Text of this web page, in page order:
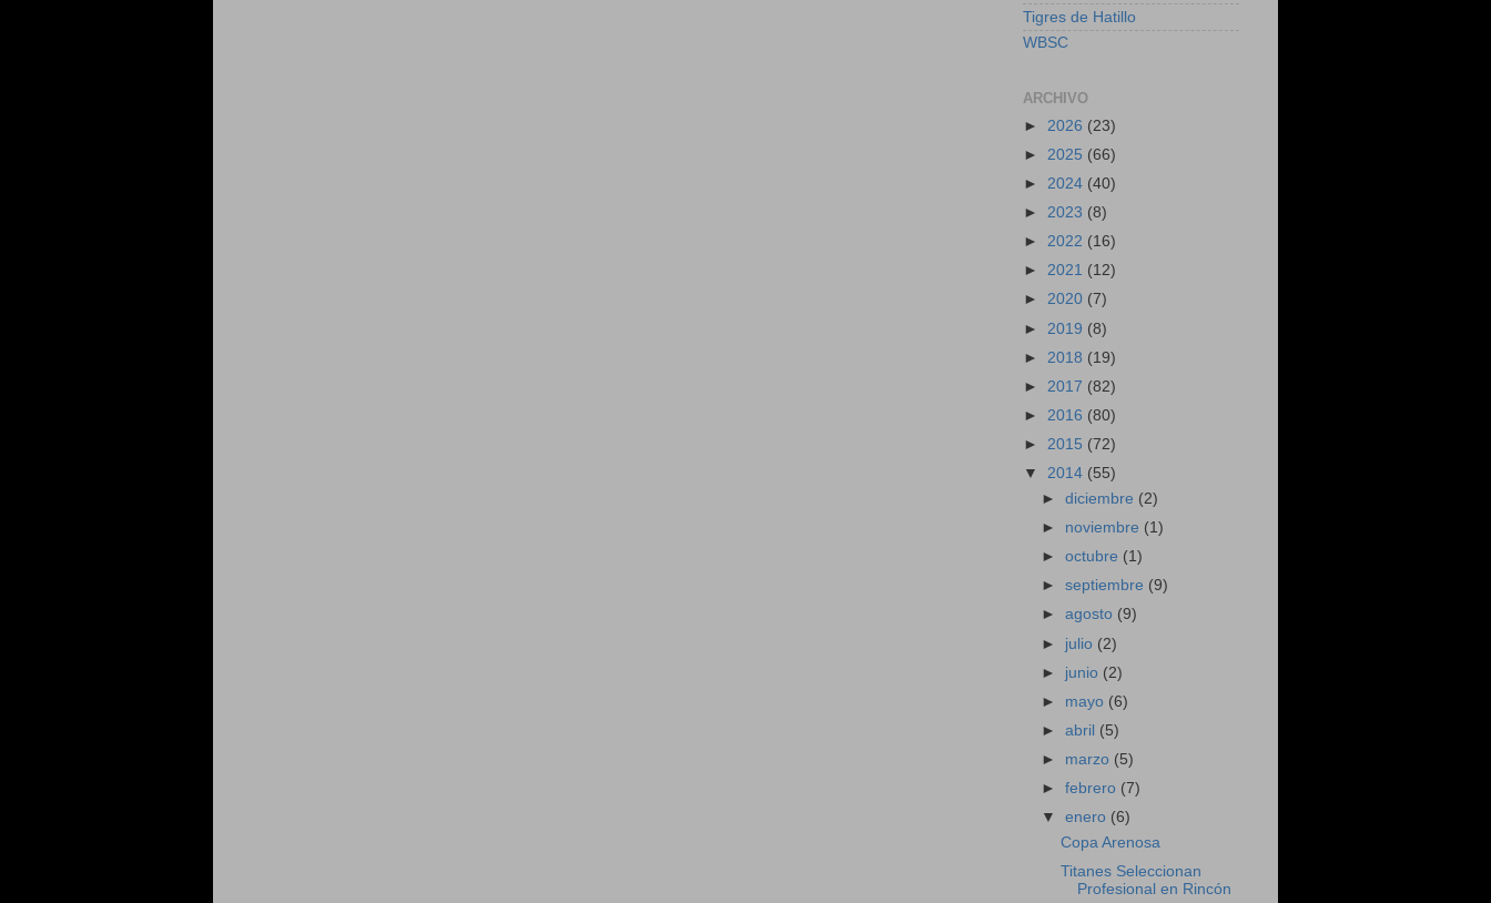
Tigres de Hatillo
WBSC
ARCHIVO
► 2026 (23)
► 2025 (66)
► 2024 (40)
► 2023 (8)
► 2022 (16)
► 2021 (12)
► 2020 (7)
► 2019 (8)
► 2018 (19)
► 2017 (82)
► 2016 (80)
► 2015 (72)
▼ 2014 (55)
►diciembre (2)
► noviembre (1)
►octubre (1)
►septiembre (9)
►agosto (9)
► julio (2)
► junio (2)
► mayo (6)
►abril (5)
► marzo (5)
►febrero (7)
▼enero (6)
Copa Arenosa
Titanes Seleccionan
Profesional en Rincón